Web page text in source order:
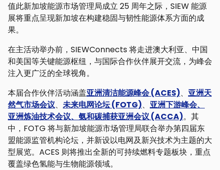
值此新加坡能源市场管理局成立 25 周年之际，SIEW 能源
展将重点呈现新加坡在构建稳固与韧性能源体系方面的成
果。
在主活动举办前，SIEWConnects 将走进澳大利亚、中国
和美国等关键能源枢纽，与国际合作伙伴展开交流，为峰会
注入更广泛的全球视角。
本届合作伙伴活动涵盖亚洲清洁能源峰会 (ACES)、 亚洲天
然气市场会议、 未来电网论坛 (FOTG)、 亚洲下游峰会、
亚洲炼油技术会议、氨和碳捕获亚洲会议 (ACCA)。其
中，FOTG 将与新加坡能源市场管理局联合举办第四届东
盟能源监管机构论坛，并新设以电网及新兴技术为主题的大
型展览。ACES 则将推出全新的可持续燃料专题板块，重点
覆盖绿色氢能与生物能源领域。